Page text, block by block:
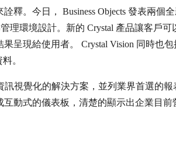
釋。今日， Business Objects 發表兩個
理環境設計。新的 Crystal 產品讓客戶可
呈現給使用者。 Crystal Vision 同時也包
。
訊視覺化的解決方案，並列業界首選的報
動式的儀表板，清楚的顯示出企業目前